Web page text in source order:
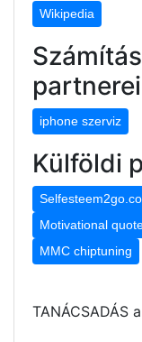
Wikipedia
iphone szerviz
Külföldi
Motivational
MMC chiptuning
TANÁCSADÁS